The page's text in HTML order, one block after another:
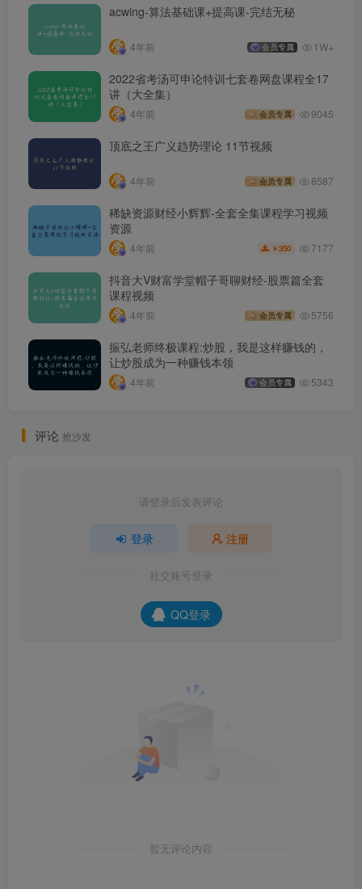
acwing-算法基础课+提高课-完结无秘
4年前 会员专属 1W+
2022省考汤可申论特训七套卷网盘课程全17
讲（大全集）
4年前 会员专属 9045
顶底之王广义趋势理论 11节视频
4年前 会员专属 8587
稀缺资源财经小辉辉-全套全集课程学习视频
资源
4年前 ￥350 7177
抖音大V财富学堂帽子哥聊财经-股票篇全套
课程视频
4年前 会员专属 5756
振弘老师终极课程:炒股，我是这样赚钱的，
让炒股成为一种赚钱本领
4年前 会员专属 5343
评论 抢沙发
请登录后发表评论
登录 注册
社交账号登录
QQ登录
暂无评论内容